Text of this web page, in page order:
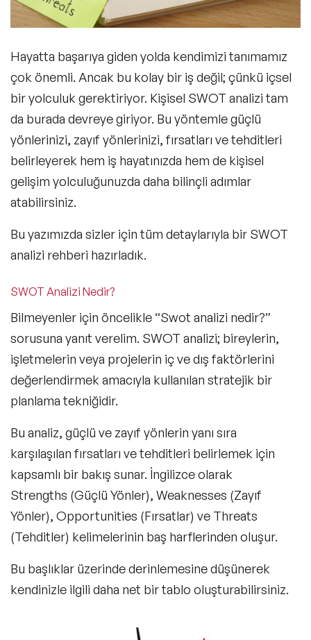
Hayatta başarıya giden yolda kendimizi tanımamız
çok önemli. Ancak bu kolay bir iş değil; çünkü içsel
bir yolculuk gerektiriyor. Kişisel SWOT analizi tam
da burada devreye giriyor. Bu yöntemlegüçlü
yönlerinizi, zayıf yönlerinizi, fırsatları vetehditleri
belirleyerek hem iş hayatınızda hem de kişisel
gelişim yolculuğunuzda daha bilinçli adımlar
atabilirsiniz.
Bu yazımızda sizler için tüm detaylarıyla bir SWOT
analizi rehberi hazırladık.
SWOT Analizi Nedir?
Bilmeyenler için öncelikle “Swot analizi nedir?”
sorusuna yanıt verelim. SWOT analizi; bireylerin,
işletmelerin veya projelerin iç ve dış faktörlerini
değerlendirmek amacıyla kullanılan stratejik bir
planlama tekniğidir.
Bu analiz, güçlü ve zayıf yönlerin yanı sıra
karşılaşılan fırsatları ve tehditleri belirlemek için
kapsamlı bir bakış sunar. İngilizce olarak
Strengths (Güçlü Yönler), Weaknesses (Zayıf
Yönler), Opportunities (Fırsatlar) ve Threats
(Tehditler) kelimelerinin baş harflerinden oluşur.
Bu başlıklar üzerinde derinlemesine düşünerek
kendinizle ilgili daha net bir tablo oluşturabilirsiniz.